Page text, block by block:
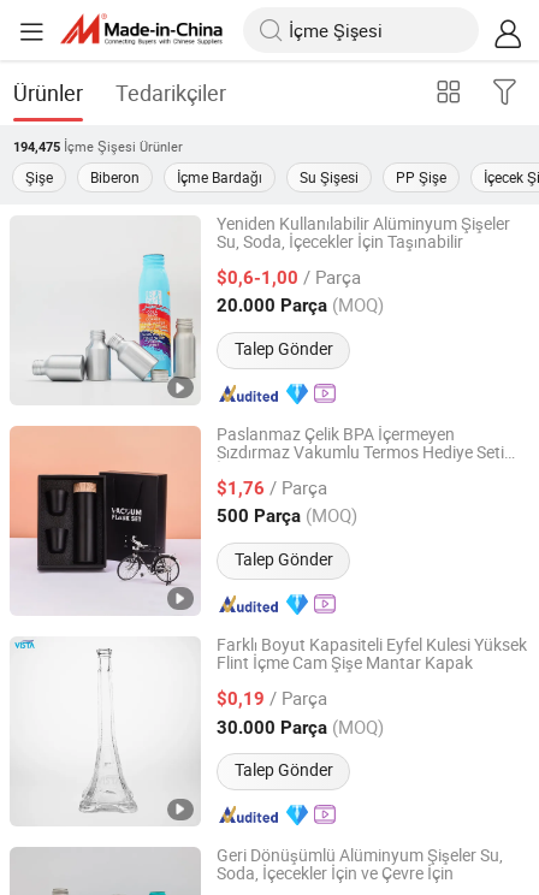
Ürünler Tedarikçiler
194,475 İçme Şişesi Ürünler
Şişe Biberon İçme Bardağı Su Şişesi PP Şişe İçecek
Yeniden Kullanılabilir Alüminyum Şişeler
Su, Soda, İçecekler İçin Taşınabilir
$0,6-1,00 / Parça
20.000 Parça (MOQ)
Talep Gönder
Ningbo Pack Imp. & Exp. Co., Ltd.
Zhejiang, China Fiyat 2022
Paslanmaz Çelik BPA İçermeyen
Sızdırmaz Vakumlu Termos Hediye Seti
Şişesi OEM Özel Markalama Sıcak
$1,76 / Parça
500 Parça (MOQ)
Talep Gönder
Shanghai Karry Industrial Co., Ltd.
Zhejiang, China Fiyat 2023
Farklı Boyut Kapasiteli Eyfel Kulesi Yüksek
Flint İçme Cam Şişe Mantar Kapak
$0,19 / Parça
30.000 Parça (MOQ)
Talep Gönder
Shanghai Vista Glass Co., Ltd.
Shanghai, China Fiyat 2008
Geri Dönüşümlü Alüminyum Şişeler Su,
Soda, İçecekler İçin ve Çevre İçin
Ningbo Pack Imp. & Exp. Co., Ltd.